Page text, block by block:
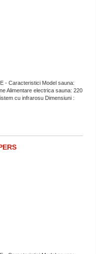
- Caracteristici Model sauna:
Alimentare electrica sauna: 220
cu infrarosu Dimensiuni :